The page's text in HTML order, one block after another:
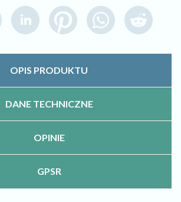
OPIS PRODUKTU
DANE TECHNICZNE
OPINIE
GPSR